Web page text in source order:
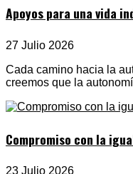
Apoyos para una vida
27 Julio 2026
Cada camino hacia la
creemos que la
Compromiso con la
23 Julio 2026